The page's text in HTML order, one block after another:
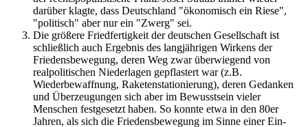
darüber klagte, dass Deutschland "ökonomisch ein Riese",
"politisch" aber nur ein "Zwerg" sei.
Die größere Friedfertigkeit der deutschen Gesellschaft ist
schließlich auch Ergebnis des langjährigen Wirkens der
Friedensbewegung, deren Weg zwar überwiegend von
realpolitischen Niederlagen gepflastert war (z.B.
Wiederbewaffnung, Raketenstationierung), deren Gedanken
und Überzeugungen sich aber im Bewusstsein vieler
Menschen festgesetzt haben. So konnte etwa in den 80er
Jahren, als sich die Friedensbewegung im Sinne einer Ein-